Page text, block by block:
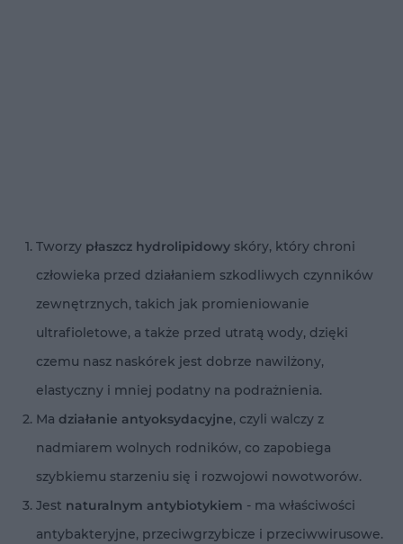
Tworzy płaszcz hydrolipidowy skóry, który chroni
człowieka przed działaniem szkodliwych czynników
zewnętrznych, takich jak promieniowanie
ultrafioletowe, a także przed utratą wody, dzięki
czemu nasz naskórek jest dobrze nawilżony,
elastyczny i mniej podatny na podrażnienia.
Ma działanie antyoksydacyjne, czyli walczy z
nadmiarem wolnych rodników, co zapobiega
szybkiemu starzeniu się i rozwojowi nowotworów.
Jest naturalnym antybiotykiem - ma właściwości
antybakteryjne, przeciwgrzybicze i przeciwwirusowe.